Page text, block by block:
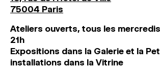
75004 Paris
Ateliers ouverts, tous les mercredis
21h
Expositions dans la Galerie et la
installations dans la Vitrine